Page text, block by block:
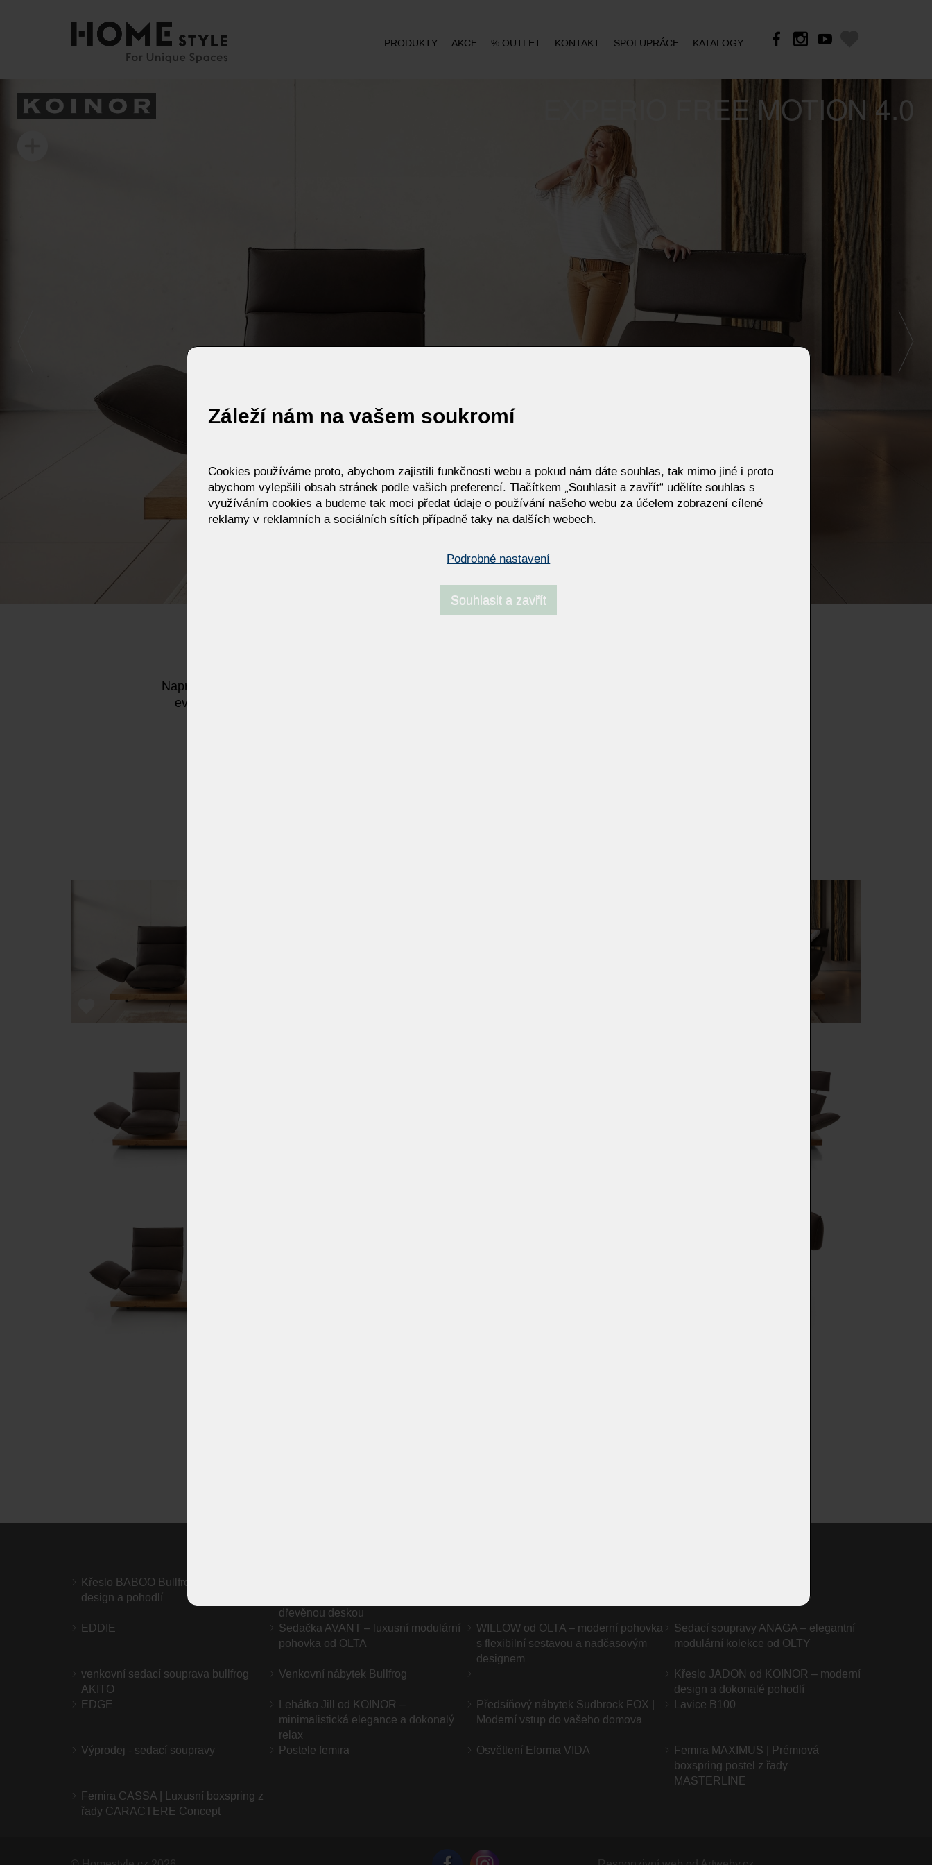
PRODUKTY AKCE % OUTLET KONTAKT SPOLUPRÁCE KATALOGY
EXPERIO FREE MOTION 4.0
Naprostý unikát - z loketní opěrky jednoduše podnožka, ze sedadla relaxační lehátko. Multifunkčnost, inovace,
evoluce. EXPERIO je skutečným pohybovým umělcem. Vrcholem je však loketní opěrka: jedním plynulým
Křeslo BABOO Bullfrog – moderní
design a pohodlí
dřevěnou deskou
EDDIE
Sedačka AVANT – luxusní modulární
pohovka od OLTA
WILLOW od OLTA – moderní pohovka
s flexibilní sestavou a nadčasovým
designem
Sedací soupravy ANAGA – elegantní
modulární kolekce od OLTY
venkovní sedací souprava bullfrog
AKITO
Venkovní nábytek Bullfrog
Křeslo JADON od KOINOR – moderní
design a dokonalé pohodlí
EDGE
Lehátko Jill od KOINOR –
minimalistická elegance a dokonalý
relax
Předsíňový nábytek Sudbrock FOX |
Moderní vstup do vašeho domova
Lavice B100
Výprodej - sedací soupravy Postele femira Osvětlení Eforma VIDA
Femira MAXIMUS | Prémiová
boxspring postel z řady
MASTERLINE
Femira CASSA | Luxusní boxspring z
řady CARACTERE Concept
Záleží nám na vašem soukromí
Cookies používáme proto, abychom zajistili funkčnosti webu a pokud nám dáte souhlas, tak mimo jiné i proto
abychom vylepšili obsah stránek podle vašich preferencí. Tlačítkem „Souhlasit a zavřít“ udělíte souhlas s
využíváním cookies a budeme tak moci předat údaje o používání našeho webu za účelem zobrazení cílené
reklamy v reklamních a sociálních sítích případně taky na dalších webech.
Podrobné nastavení
Souhlasit a zavřít